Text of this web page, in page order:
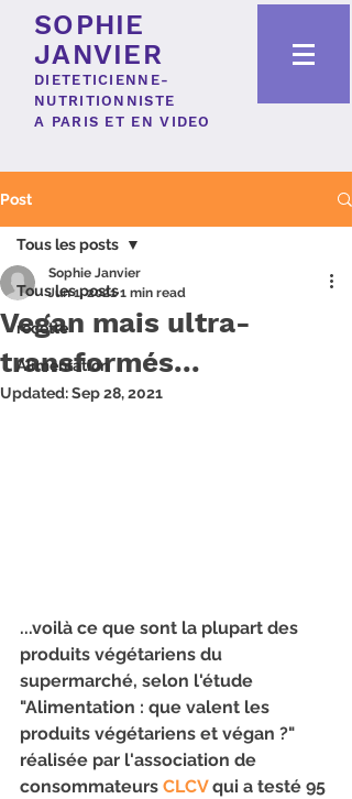
SOPHIE
JANVIER
DIETETICIENNE-
NUTRITIONNISTE
A PARIS ET EN VIDEO
Post
Tous les posts
recette
Alimentation
Tous les posts
Vegan mais ultra-
transformés...
Sophie Janvier
Jun 1, 2021 1 min read
Updated:Sep 28, 2021
...voilà ce que sont la plupart des
produits végétariens du
supermarché, selon l'étude
"Alimentation : que valent les
produits végétariens et végan ?"
réalisée par l'association de
consommateurs CLCV qui a testé 95